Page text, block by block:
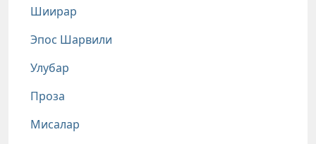
Шиирар
Эпос Шарвили
Улубар
Проза
Мисалар